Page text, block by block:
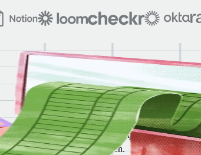
op hun bewezen resultaten bij het optimaliseren
het aanbod meteen raadplegen.